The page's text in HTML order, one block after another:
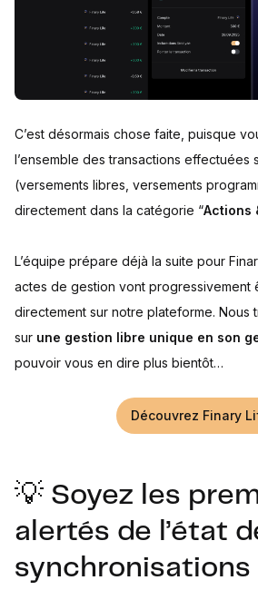
C’est désormais chose faite, puisque
l’ensemble des transactions effectuées
(versements libres, versements
directement dans la catégorie “Actions
L’équipe prépare déjà la suite pour
actes de gestion vont progressivement
directement sur notre plateforme. Nous
sur une gestion libre unique en son
pouvoir vous en dire plus bientôt…
Découvrez Finary
💡 Soyez les
alertés de l’état
synchronisations